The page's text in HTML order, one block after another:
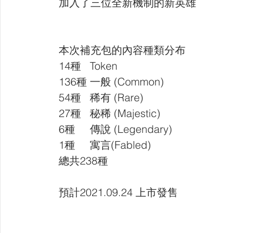
【LC】最終編年史-無限 【BD】創之界限
本次補充包的內容種類分布
14種   Token
136種 一般 (Common)
54種   稀有 (Rare)
27種   秘稀 (Majestic)
6種     傳說 (Legendary)
1種     寓言(Fabled)
​總共238種​
預計2021.09.24 上市發售